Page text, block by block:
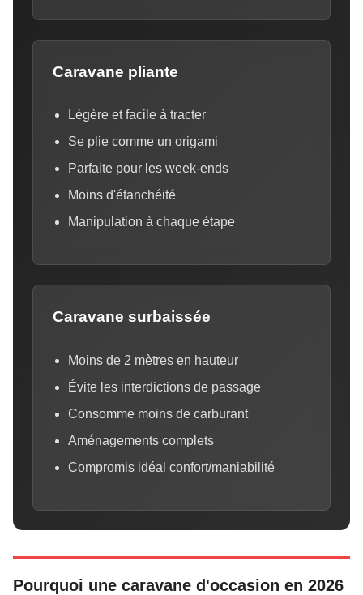
Caravane pliante
Légère et facile à tracter
Se plie comme un origami
Parfaite pour les week-ends
Moins d'étanchéité
Manipulation à chaque étape
Caravane surbaissée
Moins de 2 mètres en hauteur
Évite les interdictions de passage
Consomme moins de carburant
Aménagements complets
Compromis idéal confort/maniabilité
Pourquoi une caravane d'occasion en 2026